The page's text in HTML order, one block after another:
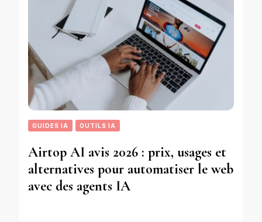
GUIDES IA OUTILS IA
Airtop AI avis 2026 : prix, usages et
alternatives pour automatiser le web
avec des agents IA